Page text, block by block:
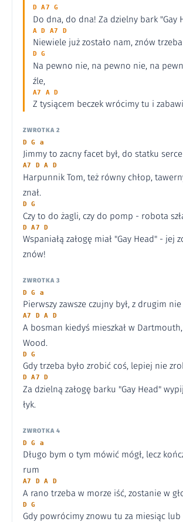
D A7 G
Do dna, do dna! Za dzielny bark "Gay
A D A7 D
Niewiele już zostało nam, znów
D G
Na pewno nie, na pewno nie, na
źle,
A7 A D
Z tysiącem beczek wrócimy tu i
ZWROTKA 2
D G a
Jimmy to zacny facet był, do statku
A7 D A D
Harpunnik Tom, też równy chłop,
znał.
D G
Czy to do żagli, czy do pomp - robota
D A7 D
Wspaniałą załogę miał "Gay Head" - jej
znów!
ZWROTKA 3
D G a
Pierwszy zawsze czujny był, z drugim nie
A7 D A D
A bosman kiedyś mieszkał w
Wood.
D G
Gdy trzeba było zrobić coś, lepiej nie
D A7 D
Za dzielną załogę barku "Gay Head"
łyk.
ZWROTKA 4
D G a
Długo bym o tym mówić mógł, lecz
rum
A7 D A D
A rano trzeba w morze iść, zostanie w
D G
Gdy powrócimy znowu tu za miesiąc lub